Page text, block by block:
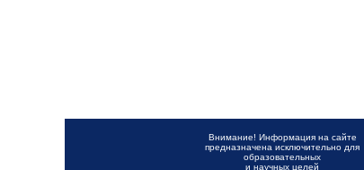
Внимание! Информация на сайте
предназначена исключительно для
образовательных
и научных целей